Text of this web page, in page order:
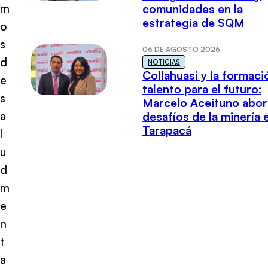
m
o
s
d
e
s
a
l
u
d
m
e
n
t
a
comunidades en la
estrategia de SQM
06 DE AGOSTO 2026
NOTICIAS
Collahuasi y la
talento para el futuro:
Marcelo Aceituno
desafíos de la minería
Tarapacá